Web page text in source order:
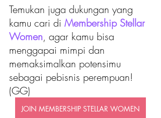
Temukan juga dukungan yang
kamu cari di Membership Stellar
Women, agar kamu bisa
menggapai mimpi dan
memaksimalkan potensimu
sebagai pebisnis perempuan!
(GG)
JOIN MEMBERSHIP STELLAR WOMEN